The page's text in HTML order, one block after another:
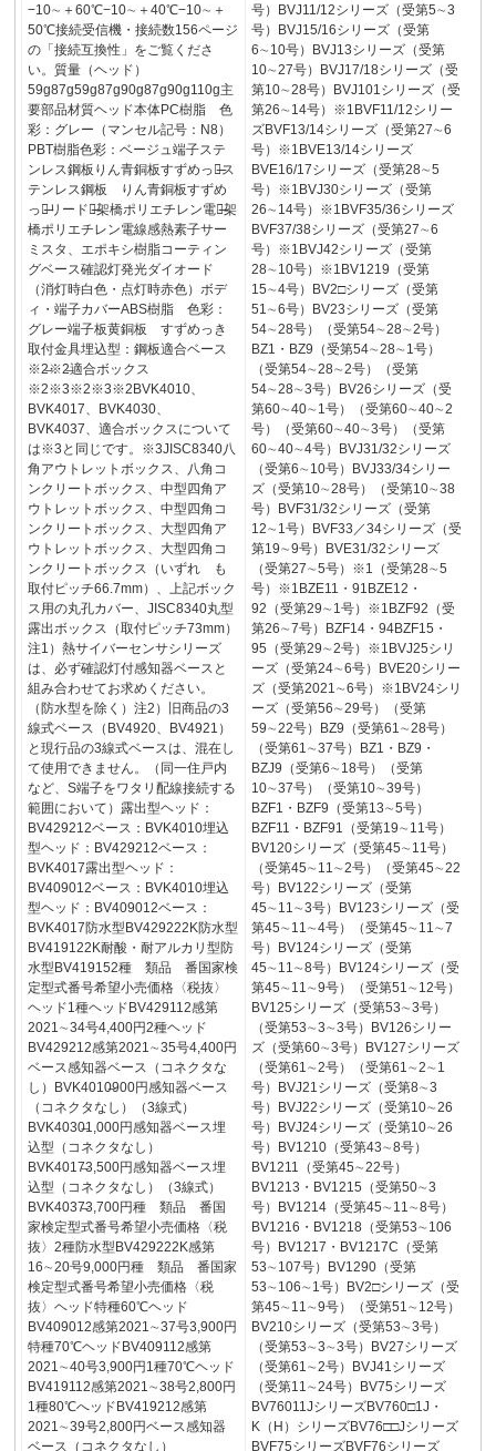
−10∼＋60℃−10∼＋40℃−10∼＋
50℃接続受信機・接続数156ページ
の「接続互換性」をご覧くださ
い。質量（ヘッド）
59g87g59g87g90g87g90g110g主
要部品材質ヘッド本体PC樹脂 色
彩：グレー（マンセル記号：N8）
PBT樹脂色彩：ベージュ端子ステ
ンレス鋼板りん青銅板すずめっき̶ス
テンレス鋼板 りん青銅板すずめ
っき̶リード線̶架橋ポリエチレン電線̶架
橋ポリエチレン電線感熱素子サー
ミスタ、エポキシ樹脂コーティン
グベース確認灯発光ダイオード
（消灯時白色・点灯時赤色）ボデ
ィ・端子カバーABS樹脂 色彩：
グレー端子板黄銅板 すずめっき
取付金具埋込型：鋼板適合ベース
※2̶※2̶適合ボックス
※2※3※2※3※2BVK4010、
BVK4017、BVK4030、
BVK4037、適合ボックスについて
は※3と同じです。※3JISC8340八
角アウトレットボックス、八角コ
ンクリートボックス、中型四角ア
ウトレットボックス、中型四角コ
ンクリートボックス、大型四角ア
ウトレットボックス、大型四角コ
ンクリートボックス（いずれ も
取付ピッチ66.7mm）、上記ボック
ス用の丸孔カバー、JISC8340丸型
露出ボックス（取付ピッチ73mm）
注1）熱サイバーセンサシリーズ
は、必ず確認灯付感知器ベースと
組み合わせてお求めください。
（防水型を除く）注2）旧商品の3
線式ベース（BV4920、BV4921）
と現行品の3線式ベースは、混在し
て使用できません。（同一住戸内
など、S端子をワタリ配線接続する
範囲において）露出型ヘッド：
BV429212ベース：BVK4010埋込
型ヘッド：BV429212ベース：
BVK4017露出型ヘッド：
BV409012ベース：BVK4010埋込
型ヘッド：BV409012ベース：
BVK4017防水型BV429222K防水型
BV419122K耐酸・耐アルカリ型防
水型BV419152種 類品 番国家検
定型式番号希望小売価格〈税抜〉
ヘッド1種ヘッドBV429112感第
2021∼34号4,400円2種ヘッド
BV429212感第2021∼35号4,400円
ベース感知器ベース（コネクタな
し）BVK4010̶900円感知器ベース
（コネクタなし）（3線式）
BVK4030̶1,000円感知器ベース埋
込型（コネクタなし）
BVK4017̶3,500円感知器ベース埋
込型（コネクタなし）（3線式）
BVK4037̶3,700円種 類品 番国
家検定型式番号希望小売価格〈税
抜〉2種防水型BV429222K感第
16∼20号9,000円種 類品 番国家
検定型式番号希望小売価格〈税
抜〉ヘッド特種60℃ヘッド
BV409012感第2021∼37号3,900円
特種70℃ヘッドBV409112感第
2021∼40号3,900円1種70℃ヘッド
BV419112感第2021∼38号2,800円
1種80℃へッドBV419212感第
2021∼39号2,800円ベース感知器
ベース（コネクタなし）
号）BVJ11/12シリーズ（受第5∼3
号）BVJ15/16シリーズ（受第
6∼10号）BVJ13シリーズ（受第
10∼27号）BVJ17/18シリーズ（受
第10∼28号）BVJ101シリーズ（受
第26∼14号）※1BVF11/12シリー
ズBVF13/14シリーズ（受第27∼6
号）※1BVE13/14シリーズ
BVE16/17シリーズ（受第28∼5
号）※1BVJ30シリーズ（受第
26∼14号）※1BVF35/36シリーズ
BVF37/38シリーズ（受第27∼6
号）※1BVJ42シリーズ（受第
28∼10号）※1BV1219（受第
15∼4号）BV2□シリーズ（受第
51∼6号）BV23シリーズ（受第
54∼28号）（受第54∼28∼2号）
BZ1・BZ9（受第54∼28∼1号）
（受第54∼28∼2号）（受第
54∼28∼3号）BV26シリーズ（受
第60∼40∼1号）（受第60∼40∼2
号）（受第60∼40∼3号）（受第
60∼40∼4号）BVJ31/32シリーズ
（受第6∼10号）BVJ33/34シリー
ズ（受第10∼28号）（受第10∼38
号）BVF31/32シリーズ（受第
12∼1号）BVF33／34シリーズ（受
第19∼9号）BVE31/32シリーズ
（受第27∼5号）※1（受第28∼5
号）※1BZE11・91BZE12・
92（受第29∼1号）※1BZF92（受
第26∼7号）BZF14・94BZF15・
95（受第29∼2号）※1BVJ25シリ
ーズ（受第24∼6号）BVE20シリー
ズ（受第2021∼6号）※1BV24シリ
ーズ（受第56∼29号）（受第
59∼22号）BZ9（受第61∼28号）
（受第61∼37号）BZ1・BZ9・
BZJ9（受第6∼18号）（受第
10∼37号）（受第10∼39号）
BZF1・BZF9（受第13∼5号）
BZF11・BZF91（受第19∼11号）
BV120シリーズ（受第45∼11号）
（受第45∼11∼2号）（受第45∼22
号）BV122シリーズ（受第
45∼11∼3号）BV123シリーズ（受
第45∼11∼4号）（受第45∼11∼7
号）BV124シリーズ（受第
45∼11∼8号）BV124シリーズ（受
第45∼11∼9号）（受第51∼12号）
BV125シリーズ（受第53∼3号）
（受第53∼3∼3号）BV126シリー
ズ（受第60∼3号）BV127シリーズ
（受第61∼2号）（受第61∼2∼1
号）BVJ21シリーズ（受第8∼3
号）BVJ22シリーズ（受第10∼26
号）BVJ24シリーズ（受第10∼26
号）BV1210（受第43∼8号）
BV1211（受第45∼22号）
BV1213・BV1215（受第50∼3
号）BV1214（受第45∼11∼8号）
BV1216・BV1218（受第53∼106
号）BV1217・BV1217C（受第
53∼107号）BV1290（受第
53∼106∼1号）BV2□シリーズ（受
第45∼11∼9号）（受第51∼12号）
BV210シリーズ（受第53∼3号）
（受第53∼3∼3号）BV27シリーズ
（受第61∼2号）BVJ41シリーズ
（受第11∼24号）BV75シリーズ
BV76011JシリーズBV760□1J・
K（H）シリーズBV76□□Jシリーズ
BVF75シリーズBVF76シリーズ